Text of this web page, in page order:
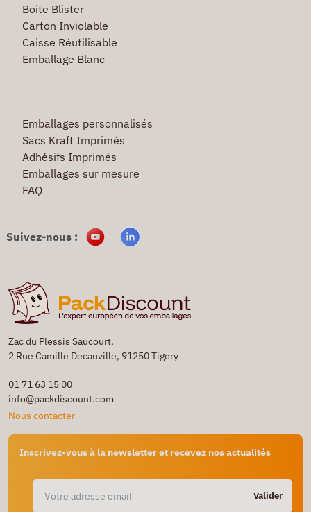
Zac du Plessis Saucourt,
2 Rue Camille Decauville, 91250 Tigery
01 71 63 15 00
info@packdiscount.com
Nous contacter
Inscrivez-vous à la newsletter et recevez nos actualités
Valider
Boite Blister
Carton Inviolable
Caisse Réutilisable
Emballage Blanc
Emballages personnalisés
Sacs Kraft Imprimés
Adhésifs Imprimés
Emballages sur mesure
FAQ
Suivez-nous :